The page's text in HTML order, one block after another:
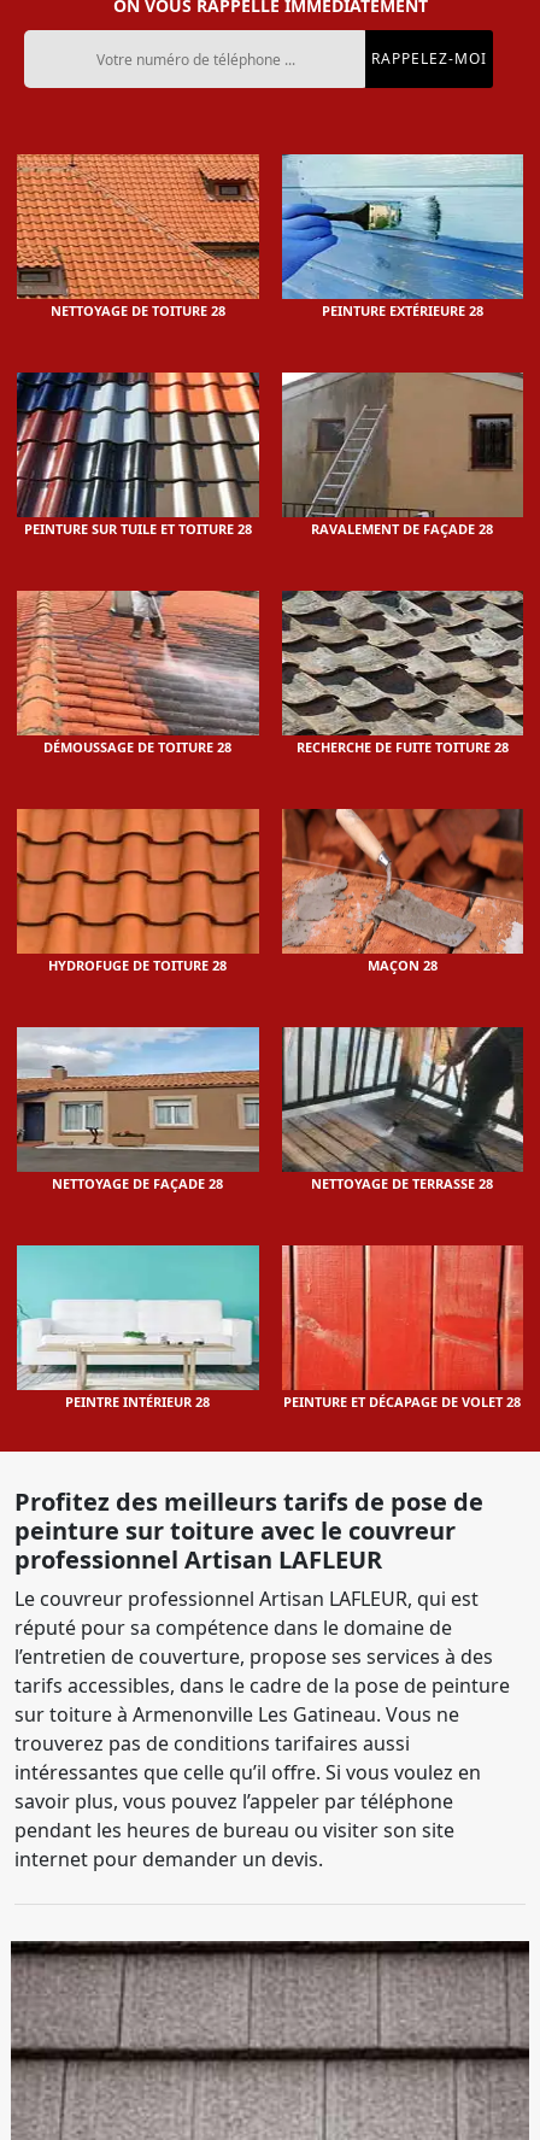
ON VOUS RAPPELLE IMMEDIATEMENT
NETTOYAGE DE TOITURE 28 PEINTURE EXTÉRIEURE 28
PEINTURE SUR TUILE ET TOITURE 28 RAVALEMENT DE FAÇADE 28
DÉMOUSSAGE DE TOITURE 28 RECHERCHE DE FUITE TOITURE 28
HYDROFUGE DE TOITURE 28 MAÇON 28
NETTOYAGE DE FAÇADE 28 NETTOYAGE DE TERRASSE 28
PEINTRE INTÉRIEUR 28 PEINTURE ET DÉCAPAGE DE VOLET 28
Profitez des meilleurs tarifs de pose de
peinture sur toiture avec le couvreur
professionnel Artisan LAFLEUR
Le couvreur professionnel Artisan LAFLEUR, qui est
réputé pour sa compétence dans le domaine de
l’entretien de couverture, propose ses services à des
tarifs accessibles, dans le cadre de la pose de peinture
sur toiture à Armenonville Les Gatineau. Vous ne
trouverez pas de conditions tarifaires aussi
intéressantes que celle qu’il offre. Si vous voulez en
savoir plus, vous pouvez l’appeler par téléphone
pendant les heures de bureau ou visiter son site
internet pour demander un devis.